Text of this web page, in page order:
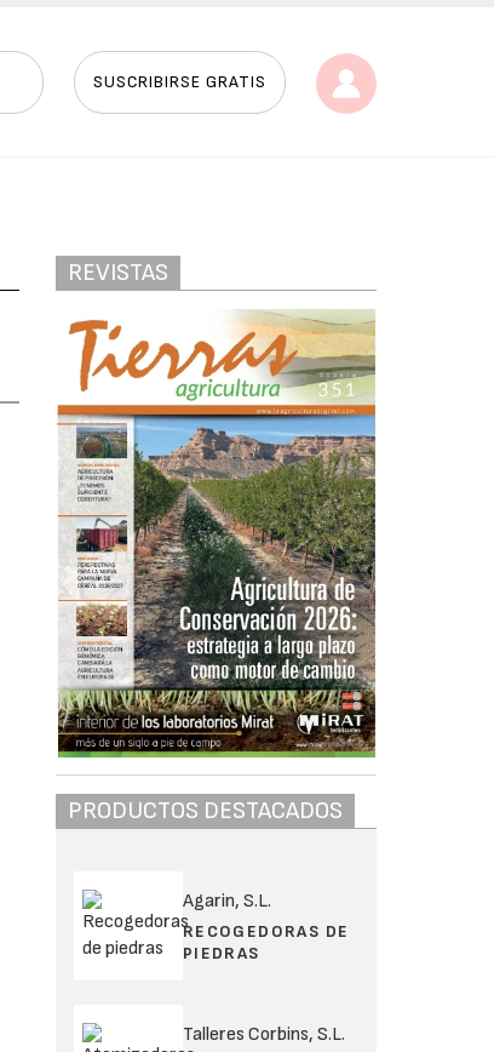
SUSCRIBIRSE GRATIS
REVISTAS
PRODUCTOS DESTACADOS
Agarin, S.L.
RECOGEDORAS DE
PIEDRAS
Talleres Corbins, S.L.